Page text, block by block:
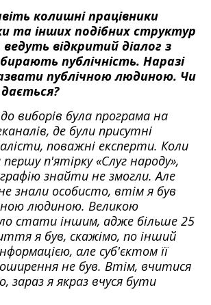
колишні працівники
та інших подібних структур
відкритий діалог з
публічність. Наразі
публічною людиною. Чи
виборів була програма на
де були присутні
поважні експерти. Коли
п'ятірку «Слуг народу»,
знайти не змогли. Але
знали особисто, втім я був
людиною. Великою
стати іншим, адже більше 25
я був, скажімо, по інший
але суб'єктом її
не був. Втім, вчитися
зараз я якраз вчуся бути